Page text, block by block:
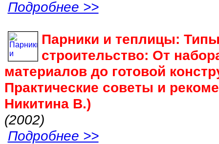
Подробнее >>
Парники и теплицы:
строительство: От
материалов до готовой
Практические советы и
Никитина В.)
(2002)
Подробнее >>